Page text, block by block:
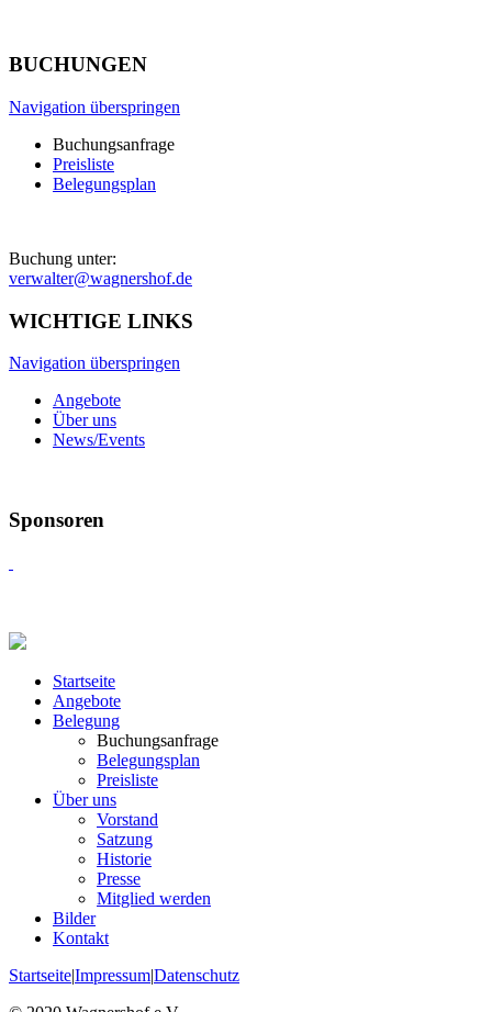
BUCHUNGEN
Navigation überspringen
Buchungsanfrage
Preisliste
Belegungsplan
Buchung unter:
verwalter@wagnershof.de
WICHTIGE LINKS
Navigation überspringen
Angebote
Über uns
News/Events
Sponsoren
Startseite
Angebote
Belegung
Buchungsanfrage
Belegungsplan
Preisliste
Über uns
Vorstand
Satzung
Historie
Presse
Mitglied werden
Bilder
Kontakt
Startseite|Impressum|Datenschutz